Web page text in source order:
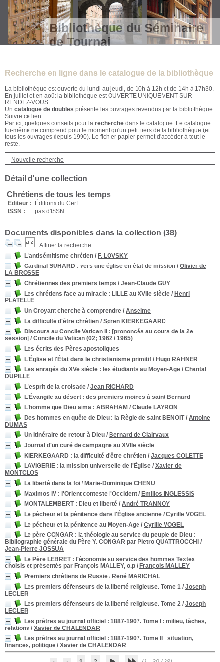
Bibliothèque du Séminaire
de Tournai
Recherche en ligne dans le catalogue de la bibliothèque
La bibliothèque est ouverte du lundi au jeudi, de 10h à 12h et de 14h à 17h30.
En juillet et en août la bibliothèque est OUVERTE UNIQUEMENT SUR
RENDEZ-VOUS
Un catalogue de doubles présente les ouvrages revendus par la bibliothèque.
Suivre ce lien.
Par ici, quelques conseils pour la recherche dans le catalogue. Le catalogue
lui-même ne comprend pour le moment qu'un petit tiers de la bibliothèque (et
tous les ouvrages depuis 1990). Le fichier papier permet d'accéder à tout le
reste.
Nouvelle recherche
Détail d'une collection
Chrétiens de tous les temps
Editeur :
Éditions du Cerf
ISSN :
pas d'ISSN
Documents disponibles dans la collection (38)
Affiner la recherche
L'antisémitisme chrétien / F. LOVSKY
Cardinal SUHARD : vers une église en état de mission / Olivier de
LA BROSSE
Chrétiennes des premiers temps / Jean-Claude GUY
Les chrétiens face au miracle : LILLE au XVIIe siècle / Henri
PLATELLE
Un Croyant cherche à comprendre / Anselme
La difficulté d'être chrétien / Søren KIERKEGAARD
Discours au Concile Vatican II
: [prononcés au cours de la 2e
session] / Concile du Vatican (02; 1962 / 1965)
Les écrits des Pères apostoliques
L'Église et l'État dans le christianisme primitif / Hugo RAHNER
Les enragés du XVe siècle : les étudiants au Moyen-Age / Chantal
DUPILLE
L'esprit de la croisade / Jean RICHARD
L'Évangile au désert : des premiers moines à saint Bernard
L'homme que Dieu aima : ABRAHAM / Claude LAYRON
Des hommes en quête de Dieu : la Règle de saint BENOIT/ Antoine
DUMAS
Un Itinéraire de retour à Dieu / Bernard de Clairvaux
Journal d'un curé de campagne au XVIIe siècle
KIERKEGAARD : la difficulté d'être chrétien / Jacques COLETTE
LAVIGERIE : la mission universelle de l'Église / Xavier de
MONTCLOS
La liberté dans la foi / Marie-Dominique CHENU
Maximos IV : l'Orient conteste l'Occident / Emilios INGLESSIS
MONTALEMBERT : Dieu et liberté / André TRANNOY
Le pécheur et la pénitence dans l'Église ancienne / Cyrille VOGEL
Le pécheur et la pénitence au Moyen-Age / Cyrille VOGEL
Le père CONGAR : la théologie au service du peuple de Dieu :
Bibliographie générale du Père Y. CONGAR par Pietro QUATTROCCHI
/
Jean-Pierre JOSSUA
Le Père LEBRET : l'économie au service des hommes Textes
choisis et présentés par François MALLEY, o.p / François MALLEY
Premiers chrétiens de Russie / René MARICHAL
Les premiers défenseurs de la liberté religieuse. Tome 1 / Joseph
LECLER
Les premiers défenseurs de la liberté religieuse. Tome 2 / Joseph
LECLER
Les prêtres au journal officiel : 1887-1907. Tome I : milieu, tâches,
relations / Xavier de CHALENDAR
Les prêtres au journal officiel : 1887-1907. Tome II : situation,
finances, politique / Xavier de CHALENDAR